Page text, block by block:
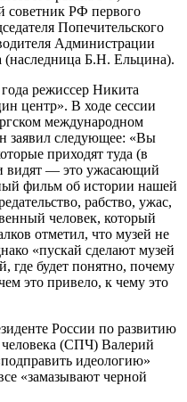
советник РФ первого
Попечительского
Администрации
Б.Н. Ельцина).
режиссер Никита
центр». В ходе сессии
международном
следующее: «Вы
приходят туда (в
видят — это ужасающий
фильм об истории нашей
рабство, ужас,
человек, который
отметил, что музей не
«пускай сделают музей
где будет понятно, почему
это привело, к чему это
России по развитию
человека (СПЧ) Валерий
идеологию»
«замазывают черной